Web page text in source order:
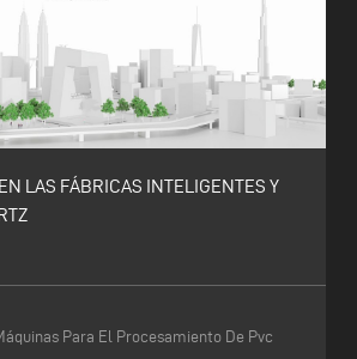
LAS FÁBRICAS INTELIGENTES Y
Para El Procesamiento De Pvc